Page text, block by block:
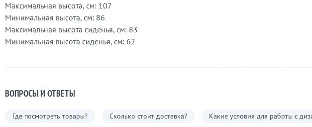
Максимальная высота, см: 107
Минимальная высота, см: 86
Максимальная высота сиденья, см: 83
Минимальная высота сиденья, см: 62
ВОПРОСЫ И ОТВЕТЫ
Где посмотреть товары? Сколько стоит доставка? Какие условия для работы с